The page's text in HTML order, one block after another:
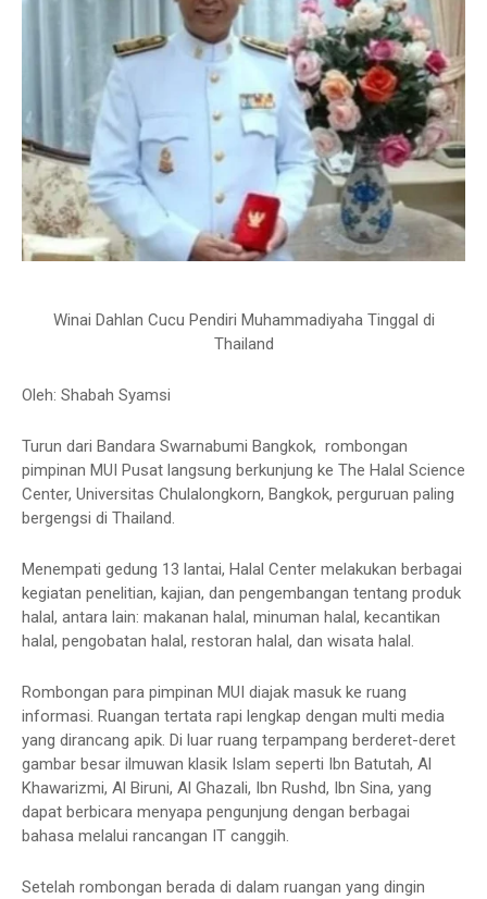
Winai Dahlan Cucu Pendiri Muhammadiyaha Tinggal di
Thailand
Oleh: Shabah Syamsi
Turun dari Bandara Swarnabumi Bangkok, rombongan
pimpinan MUI Pusat langsung berkunjung ke The Halal Science
Center, Universitas Chulalongkorn, Bangkok, perguruan paling
bergengsi di Thailand.
Menempati gedung 13 lantai, Halal Center melakukan berbagai
kegiatan penelitian, kajian, dan pengembangan tentang produk
halal, antara lain: makanan halal, minuman halal, kecantikan
halal, pengobatan halal, restoran halal, dan wisata halal.
Rombongan para pimpinan MUI diajak masuk ke ruang
informasi. Ruangan tertata rapi lengkap dengan multi media
yang dirancang apik. Di luar ruang terpampang berderet-deret
gambar besar ilmuwan klasik Islam seperti Ibn Batutah, Al
Khawarizmi, Al Biruni, Al Ghazali, Ibn Rushd, Ibn Sina, yang
dapat berbicara menyapa pengunjung dengan berbagai
bahasa melalui rancangan IT canggih.
Setelah rombongan berada di dalam ruangan yang dingin